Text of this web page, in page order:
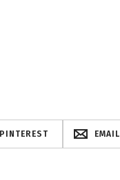
PINTEREST EMAIL